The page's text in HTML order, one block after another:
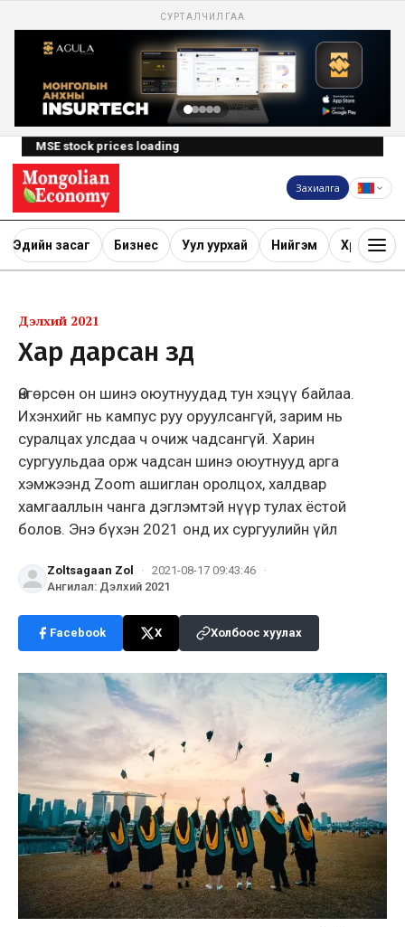
СУРТАЛЧИЛГАА
MSE stock prices loading
Захиалга
Эдийн засаг Бизнес Уул уурхай Нийгэм Хөрөнгө
Дэлхий 2021
Хар дарсан зүүд
Өнгөрсөн он шинэ оюутнуудад тун хэцүү байлаа.
Ихэнхийг нь кампус руу оруулсангүй, зарим нь
суралцах улсдаа ч очиж чадсангүй. Харин
сургуульдаа орж чадсан шинэ оюутнууд арга
хэмжээнд Zoom ашиглан оролцох, халдвар
хамгааллын чанга дэглэмтэй нүүр тулах ёстой
болов. Энэ бүхэн 2021 онд их сургуулийн үйл
Zoltsagaan Zol · 2021-08-17 09:43:46 ·
Ангилал: Дэлхий 2021
Facebook X Холбоос хуулах